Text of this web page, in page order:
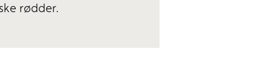
rødder.